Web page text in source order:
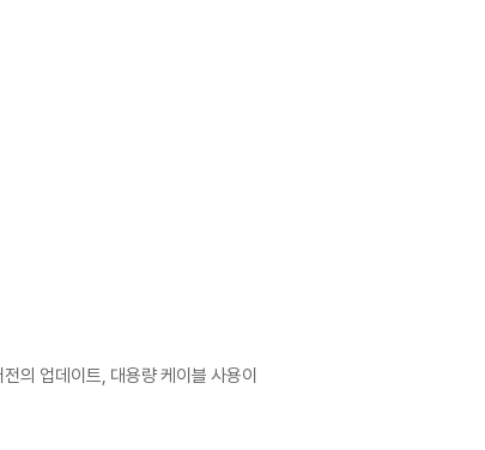
의 업데이트, 대용량 케이블 사용이